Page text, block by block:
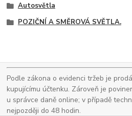
Autosvětla
POZIČNÍ A SMĚROVÁ SVĚTLA.
Podle zákona o evidenci tržeb je
kupujícímu účtenku. Zároveň je
u správce daně online; v případě
nejpozději do 48 hodin.